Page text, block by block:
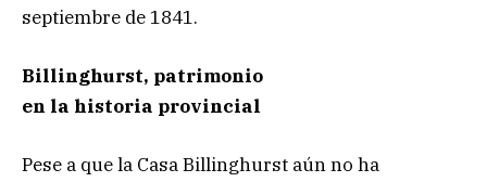
septiembre de 1841.
Billinghurst, patrimonio
en la historia provincial
Pese a que la Casa Billinghurst aún no ha